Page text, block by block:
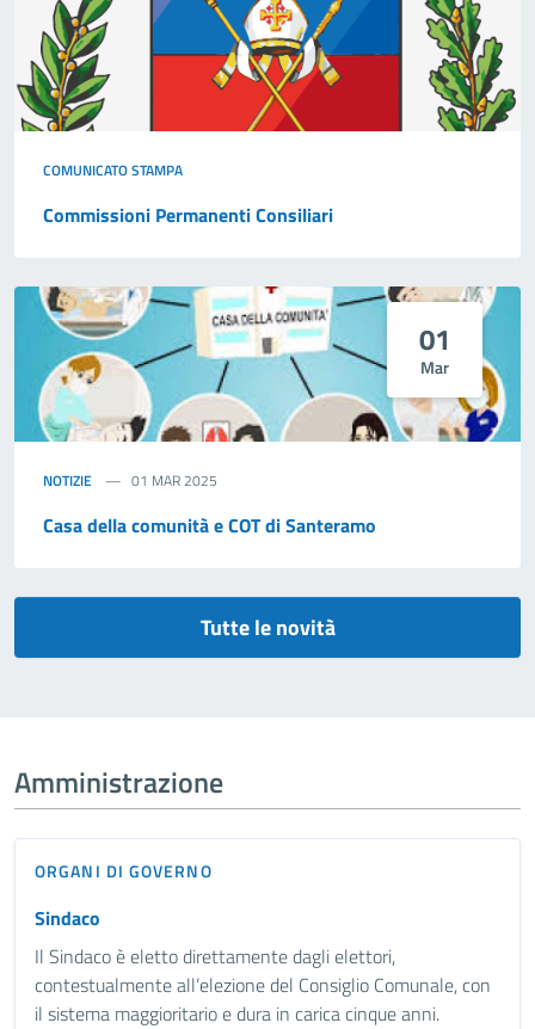
COMUNICATO STAMPA
Commissioni Permanenti Consiliari
01
Mar
NOTIZIE 01 MAR 2025
Casa della comunità e COT di Santeramo
Tutte le novità
Amministrazione
ORGANI DI GOVERNO
Sindaco
Il Sindaco è eletto direttamente dagli elettori,
contestualmente all’elezione del Consiglio Comunale, con
il sistema maggioritario e dura in carica cinque anni.